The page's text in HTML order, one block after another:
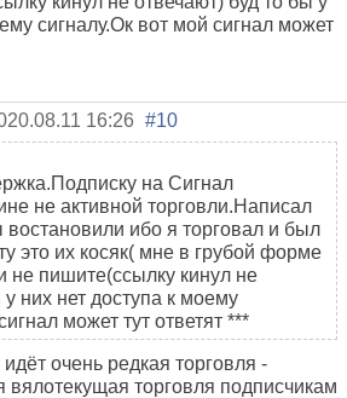
сигналу.Ок вот мой сигнал может
16:26 #10
на Сигнал
не активной торговли.Написал
ибо я торговал и был
это их косяк( мне в грубой форме
не пишите(ссылку кинул не
них нет доступа к моему
может тут ответят ***
очень редкая торговля -
вялотекущая торговля подписчикам